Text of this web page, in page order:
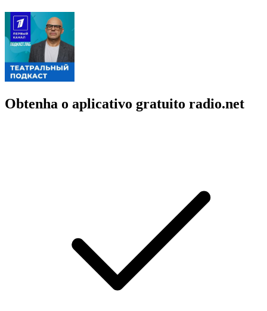
Obtenha o aplicativo gratuito radio.net